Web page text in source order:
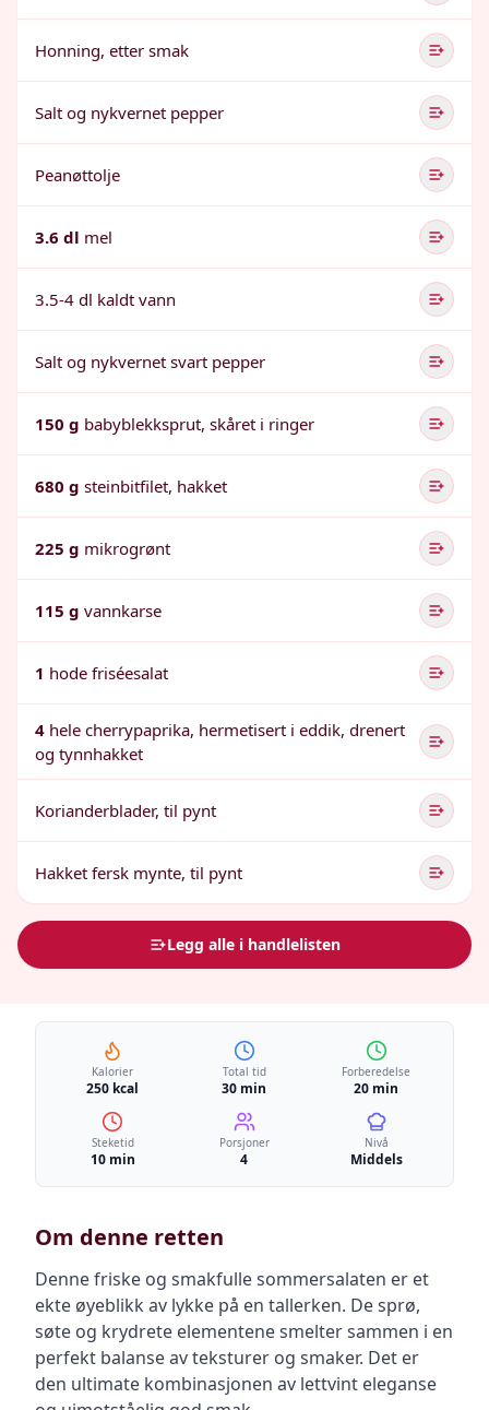
Honning, etter smak
Salt og nykvernet pepper
Peanøttolje
3.6 dl mel
3.5-4 dl kaldt vann
Salt og nykvernet svart pepper
150 g babyblekksprut, skåret i ringer
680 g steinbitfilet, hakket
225 g mikrogrønt
115 g vannkarse
1 hode friséesalat
4 hele cherrypaprika, hermetisert i eddik, drenert
og tynnhakket
Korianderblader, til pynt
Hakket fersk mynte, til pynt
Legg alle i handlelisten
Kalorier
250 kcal
Total tid
30 min
Forberedelse
20 min
Steketid
10 min
Porsjoner
4
Nivå
Middels
Om denne retten
Denne friske og smakfulle sommersalaten er et
ekte øyeblikk av lykke på en tallerken. De sprø,
søte og krydrete elementene smelter sammen i en
perfekt balanse av teksturer og smaker. Det er
den ultimate kombinasjonen av lettvint eleganse